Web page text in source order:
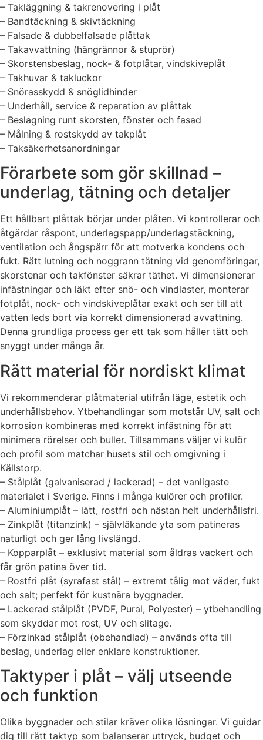
– Takläggning & takrenovering i plåt
– Bandtäckning & skivtäckning
– Falsade & dubbelfalsade plåttak
– Takavvattning (hängrännor & stuprör)
– Skorstensbeslag, nock- & fotplåtar, vindskiveplåt
– Takhuvar & takluckor
– Snörasskydd & snöglidhinder
– Underhåll, service & reparation av plåttak
– Beslagning runt skorsten, fönster och fasad
– Målning & rostskydd av takplåt
– Taksäkerhetsanordningar
Förarbete som gör skillnad –
underlag, tätning och detaljer
Ett hållbart plåttak börjar under plåten. Vi kontrollerar och
åtgärdar råspont, underlagspapp/underlagstäckning,
ventilation och ångspärr för att motverka kondens och
fukt. Rätt lutning och noggrann tätning vid genomföringar,
skorstenar och takfönster säkrar täthet. Vi dimensionerar
infästningar och läkt efter snö- och vindlaster, monterar
fotplåt, nock- och vindskiveplåtar exakt och ser till att
vatten leds bort via korrekt dimensionerad avvattning.
Denna grundliga process ger ett tak som håller tätt och
snyggt under många år.
Rätt material för nordiskt klimat
Vi rekommenderar plåtmaterial utifrån läge, estetik och
underhållsbehov. Ytbehandlingar som motstår UV, salt och
korrosion kombineras med korrekt infästning för att
minimera rörelser och buller. Tillsammans väljer vi kulör
och profil som matchar husets stil och omgivning i
Källstorp.
– Stålplåt (galvaniserad / lackerad) – det vanligaste
materialet i Sverige. Finns i många kulörer och profiler.
– Aluminiumplåt – lätt, rostfri och nästan helt underhållsfri.
– Zinkplåt (titanzink) – självläkande yta som patineras
naturligt och ger lång livslängd.
– Kopparplåt – exklusivt material som åldras vackert och
får grön patina över tid.
– Rostfri plåt (syrafast stål) – extremt tålig mot väder, fukt
och salt; perfekt för kustnära byggnader.
– Lackerad stålplåt (PVDF, Pural, Polyester) – ytbehandling
som skyddar mot rost, UV och slitage.
– Förzinkad stålplåt (obehandlad) – används ofta till
beslag, underlag eller enklare konstruktioner.
Taktyper i plåt – välj utseende
och funktion
Olika byggnader och stilar kräver olika lösningar. Vi guidar
dig till rätt taktyp som balanserar uttryck, budget och